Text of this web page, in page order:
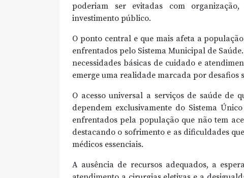
poderiam ser evitadas com
investimento público.
O ponto central e que mais afeta a
enfrentados pelo Sistema Municipal de
necessidades básicas de cuidado e
emerge uma realidade marcada por desafios
O acesso universal a serviços de saúde de
dependem exclusivamente do Sistema
enfrentados pela população que não tem
destacando o sofrimento e as dificuldades
médicos essenciais.
A ausência de recursos adequados, a